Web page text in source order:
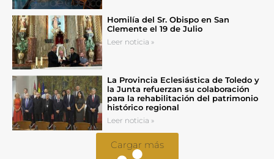
Homilía del Sr. Obispo en San
Clemente el 19 de Julio
Leer noticia »
La Provincia Eclesiástica de Toledo y
la Junta refuerzan su colaboración
para la rehabilitación del patrimonio
histórico regional
Leer noticia »
Cargar más